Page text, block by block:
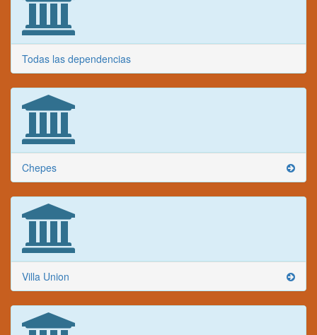
Todas las dependencias
Chepes
Villa Union